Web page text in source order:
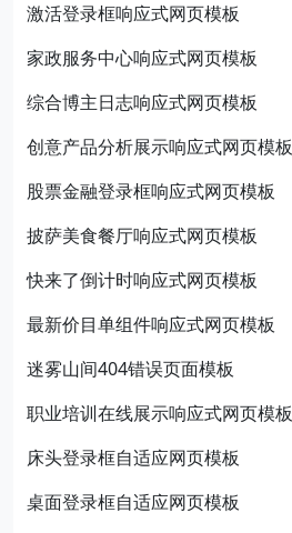
激活登录框响应式网页模板
家政服务中心响应式网页模板
综合博主日志响应式网页模板
创意产品分析展示响应式网页模板
股票金融登录框响应式网页模板
披萨美食餐厅响应式网页模板
快来了倒计时响应式网页模板
最新价目单组件响应式网页模板
迷雾山间404错误页面模板
职业培训在线展示响应式网页模板
床头登录框自适应网页模板
桌面登录框自适应网页模板